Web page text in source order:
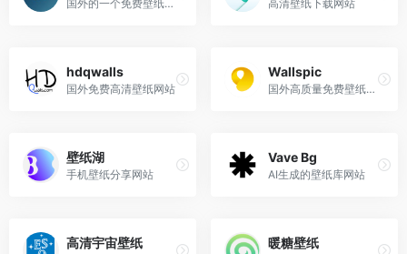
国外的一个免费壁纸网站 高清壁纸下载网站
hdqwalls
国外免费高清壁纸网站
Wallspic
国外高质量免费壁纸网站
壁纸湖
手机壁纸分享网站
Vave Bg
AI生成的壁纸库网站
高清宇宙壁纸 暖糖壁纸